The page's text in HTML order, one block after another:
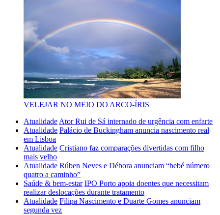
VELEJAR NO MEIO DO ARCO-ÍRIS
Atualidade Ator Rui de Sá internado de urgência com enfarte
Atualidade Palácio de Buckingham anuncia nascimento real
em Lisboa
Atualidade Cristiano faz comparações divertidas com filho
mais velho
Atualidade Rúben Neves e Débora anunciam “bebé número
quatro a caminho”
Saúde & bem-estar IPO Porto apoia doentes que necessitam
realizar deslocações durante tratamento
Atualidade Filipa Nascimento e Duarte Gomes anunciam
segunda vez